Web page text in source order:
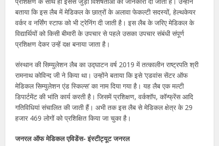
बताया कि इस लैब में मेडिकल के छात्रों के अलावा फेकल्टी सदस्यों, हेल्थकेयर
वर्कर व नर्सिंग स्टाफ को भी ट्रेनिंग दी जाती है। इस लैब के जरिए मेडिकल के
विद्यार्थियों को किसी बीमारी के उपचार से पहले उसका उपचार संबंधी संपूर्ण
प्रशिक्षण देकर उन्हें दक्ष बनाया जाता है।
संस्थान की सिम्युलेशन लैब का उद्घाटन वर्ष 2019 में तत्कालीन राष्ट्रपति श्री
रामनाथ कोविन्द जी ने किया था। उन्होंने बताया कि इसे ’एडवांस सेंटर ऑफ
मेडिकल सिम्युलेशन एंड स्किल्स’ का नाम दिया गया है। यह लैब एक मल्टी
डिपार्टमेंट की भांति कार्य करती है। जिसमें प्रशिक्षण, वर्कशॉप, कॉन्फ्रेंस आदि
गतिविधियां संचालित की जाती हैं। अभी तक इस लैब से मेडिकल क्षेत्र के 29
हजार 469 लोगों को प्रशिक्षित किया जा चुका है।
जनरल ऑफ मेडिकल एविडेंस- इंस्टीट्यूट जनरल